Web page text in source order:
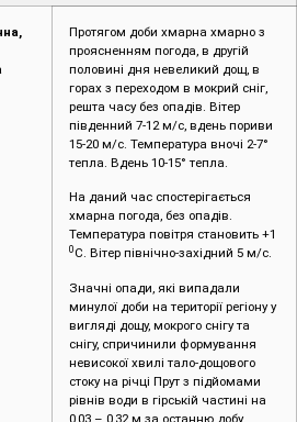
Протягом доби хмарна хмарно з
проясненням погода, в другій
половині дня невеликий дощ, в
горах з переходом в мокрий сніг,
решта часу без опадів. Вітер
південний 7-12 м/с, вдень пориви
15-20 м/с. Температура вночі 2-7°
тепла. Вдень 10-15° тепла.
На даний час спостерігається
хмарна погода, без опадів.
Температура повітря становить +1
0 С. Вітер північно-західний 5 м/с.
Значні опади, які випадали
минулої доби на території регіону у
вигляді дощу, мокрого снігу та
снігу, спричинили формування
невисокої хвилі тало-дощового
стоку на річці Прут з підйомами
рівнів води в гірській частині на
0,03 – 0,32 м за останню добу.